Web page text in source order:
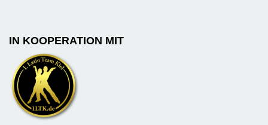
IN KOOPERATION MIT